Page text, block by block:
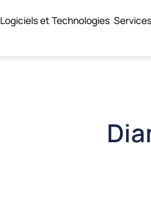
Logiciels et Technologies